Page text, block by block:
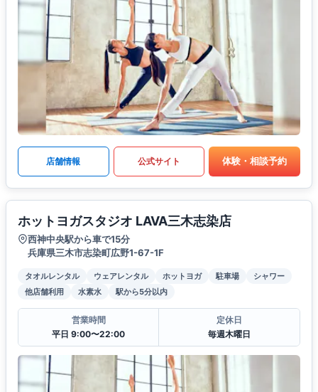
店舗情報 公式サイト 体験・相談予約
ホットヨガスタジオ LAVA三木志染店
西神中央駅から車で15分
兵庫県三木市志染町広野1-67-1F
タオルレンタル ウェアレンタル ホットヨガ 駐車場
シャワー
他店舗利用
水素水 駅から5分以内
営業時間
平日 9:00〜22:00
定休日
毎週木曜日